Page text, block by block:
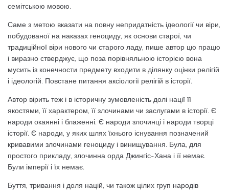
семітською мовою.
Саме з метою вказати на повну непридатність ідеології чи віри,
побудованої на наказах геноциду, як основи старої, чи
традиційної віри нового чи старого ладу, пише автор цю працю
і виразно стверджує, що поза порівняльною історією вона
мусить із конечности предмету входити в ділянку оцінки релігій
і ідеологій. Повстане питання аксіології релігій в історії.
Автор вірить теж і в історичну зумовленість долі нації її
якостями, її характером, її злочинами чи заслугами в історії. Є
народи окаянні і блаженні. Є народи злочинці і народи творці
історії. Є народи, у яких шлях їхнього існування позначений
кривавими злочинами геноциду і винищування. Була, для
простого прикладу, злочинна орда Джингіс-Хана і її немає.
Були імперії і їх немає.
Буття, тривання і доля націй, чи також цілих груп народів